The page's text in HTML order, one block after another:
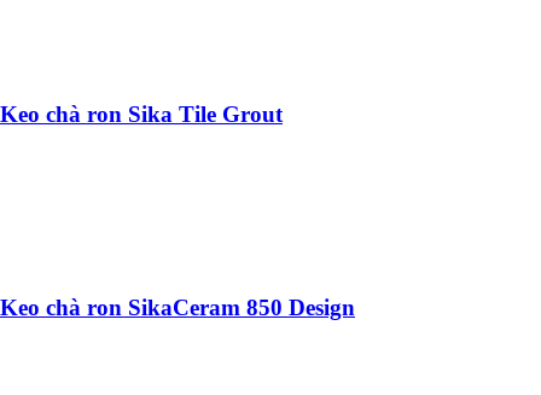
Keo chà ron Sika Tile Grout
Keo chà ron SikaCeram 850 Design